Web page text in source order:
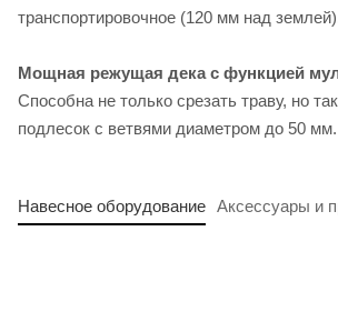
транспортировочное (120 мм над
Мощная режущая дека с функцией
Способна не только срезать траву, но
подлесок с ветвями диаметром до 50 мм.
Навесное оборудование Аксессуары и